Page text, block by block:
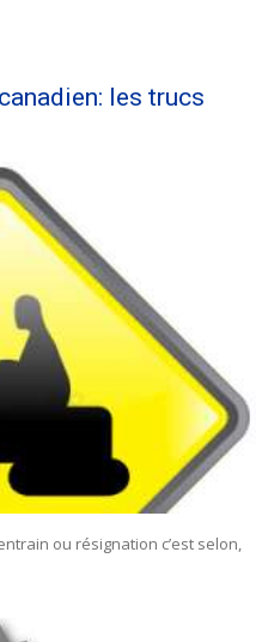
les trucs
ou résignation c’est selon,